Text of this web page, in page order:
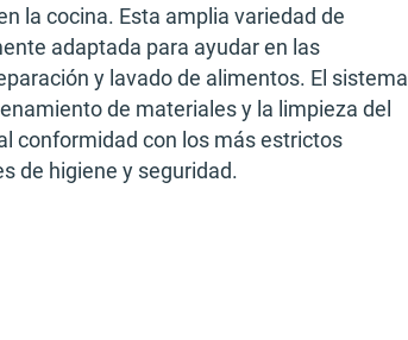
la cocina. Esta amplia variedad de
adaptada para ayudar en las
y lavado de alimentos. El sistema
de materiales y la limpieza del
conformidad con los más estrictos
de higiene y seguridad.